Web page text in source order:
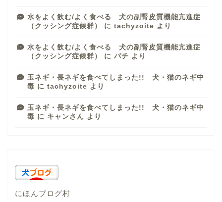
水をよく飲む/よく食べる 犬の副腎皮質機能亢進症
（クッシング症候群）
に tachyzoite より
水をよく飲む/よく食べる 犬の副腎皮質機能亢進症
（クッシング症候群）
に パチ より
玉ネギ・長ネギを食べてしまった!! 犬・猫のネギ中
毒 に tachyzoite より
玉ネギ・長ネギを食べてしまった!! 犬・猫のネギ中
毒 に キャンさん より
にほんブログ村